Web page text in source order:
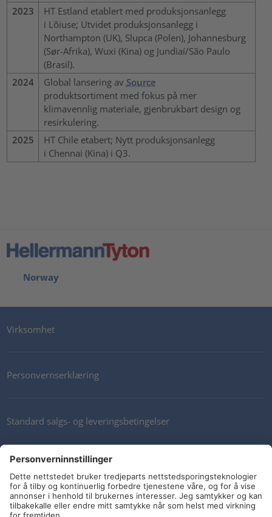
2023
HT Estland etablert med produksjonsanlegg
i Lõiuse; Utvidet produksjonsanlegg i
Northampton (UK), Slupca (Polen), Johannesburg
(Sør-Afrika), Wuxi (Kina) og Jundiaí/São Paulo
(Brasil).
2024
Global lansering av Source
produktsortiment med fokus på mer
klimavennlig materiale, gjenbrukbart design og
resirkulering.
2025
HT Chile etabert; Nytt produksjonsanlegg
i Chennai (Kina) i Q3.
Norway
Virksomhet
Personvernserklæring
Standard salgs- og leveringsbetingelser
Nyhetsbrev